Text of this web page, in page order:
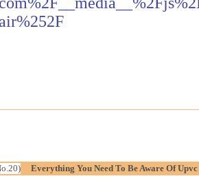
Everything You Need To Be Aware Of